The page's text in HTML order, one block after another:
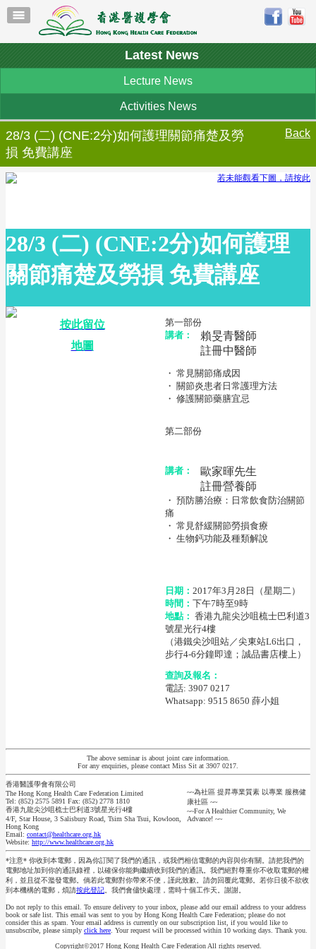
Latest News
Lecture News
Activities News
28/3 (二) (CNE:2分)如何護理關節痛楚及勞
損 免費講座
Back
若未能觀看下圖，請按此
28/3 (二) (CNE:2分)如何護理
關節痛楚及勞損 免費講座
按此留位
地圖
第一部份
講者：
賴旻青醫師
註冊中醫師
・ 常見關節痛成因
・ 關節炎患者日常護理方法
・ 修護關節藥膳宜忌
第二部份
講者：
歐家暉先生
註冊營養師
・ 預防勝治療：日常飲食防治關節
痛
・ 常見舒緩關節勞損食療
・ 生物鈣功能及種類解說
日期： 2017年3月28日（星期二）
時間： 下午7時至9時
地點： 香港九龍尖沙咀梳士巴利道3
號星光行4樓
（港鐵尖沙咀站／尖東站L6出口，
步行4-6分鐘即達；誠品書店樓上）
查詢及報名：
電話: 3907 0217
Whatsapp: 9515 8650 薛小姐
The above seminar is about joint care information.
For any enquiries, please contact Miss Sit at 3907 0217.
香港醫護學會有限公司
The Hong Kong Health Care Federation Limited
Tel: (852) 2575 5891 Fax: (852) 2778 1810
香港九龍尖沙咀梳士巴利道3號星光行4樓
4/F, Star House, 3 Salisbury Road, Tsim Sha Tsui, Kowloon,
Hong Kong
Email: contact@healthcare.org.hk
Website: http://www.healthcare.org.hk
~~為社區 提昇專業質素 以專業 服務健
康社區 ~~
~~For A Healthier Community, We
Advance! ~~
*注意* 你收到本電郵，因為你訂閱了我們的通訊，或我們相信電郵的內容與你有關。請把我們的
電郵地址加到你的通訊錄裡，以確保你能夠繼續收到我們的通訊。我們絕對尊重你不收取電郵的權
利，並且從不濫發電郵。倘若此電郵對你帶來不便，謹此致歉。請勿回覆此電郵。若你日後不欲收
到本機構的電郵，煩請按此登記 。我們會儘快處理，需時十個工作天。謝謝。
Do not reply to this email. To ensure delivery to your inbox, please add our email address to your address
book or safe list. This email was sent to you by Hong Kong Health Care Federation; please do not
consider this as spam. Your email address is currently on our subscription list, if you would like to
unsubscribe, please simply click here . Your request will be processed within 10 working days. Thank you.
Copyright©2017 Hong Kong Health Care Federation All rights reserved.